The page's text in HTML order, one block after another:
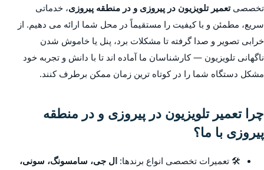
تخصصیتعمیر تلویزیون در پیروزی و در منطقه پیروزی، خدماتی
سریع، مطمئن و با کیفیت را مستقیماً در محل شما ارائه می دهیم. از
خرابی تصویر و صدا گرفته تا مشکلات برد، پنل یا خاموش شدن
ناگهانی تلویزیون — کارشناسان ما آماده اند تا با دانش و تجربه خود
مشکل دستگاه شما را در کوتاه ترین زمان ممکن برطرف کنند.
چرا تعمیر تلویزیون در پیروزی و در منطقه
پیروزی با ما؟
🛠️ تعمیرات تخصصی انواع برندها: ال جی، سامسونگ، سونی،